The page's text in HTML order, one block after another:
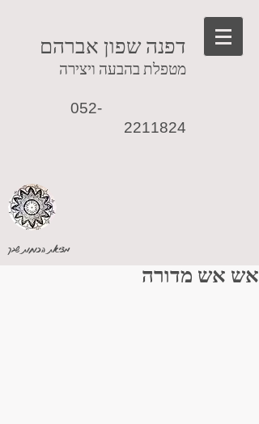
דפנה שפון אברהם
מטפלת בהבעה ויצירה
052-
2211824
מציאת הכוחות שבך
אש אש מדורה